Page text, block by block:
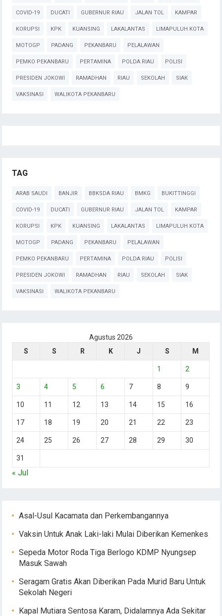
COVID-19 DUCATI GUBERNUR RIAU JALAN TOL KAMPAR
KORUPSI KPK KUANSING LAKALANTAS LIMAPULUH KOTA
MOTOGP PADANG PEKANBARU PELALAWAN
PEMKO PEKANBARU PERTAMINA POLDA RIAU POLISI
PRESIDEN JOKOWI RAMADHAN RIAU SEKOLAH SIAK
VAKSINASI WALIKOTA PEKANBARU
TAG
ARAB SAUDI BANJIR BBKSDA RIAU BMKG BUKITTINGGI
COVID-19 DUCATI GUBERNUR RIAU JALAN TOL KAMPAR
KORUPSI KPK KUANSING LAKALANTAS LIMAPULUH KOTA
MOTOGP PADANG PEKANBARU PELALAWAN
PEMKO PEKANBARU PERTAMINA POLDA RIAU POLISI
PRESIDEN JOKOWI RAMADHAN RIAU SEKOLAH SIAK
VAKSINASI WALIKOTA PEKANBARU
Agustus 2026
S
S R K J S M
1 2
3 4 5 6 7 8 9
10 11 12 13 14 15 16
17 18 19 20 21 22 23
24 25 26 27 28 29 30
31
« Jul
Asal-Usul Kacamata dan Perkembangannya
Vaksin Untuk Anak Laki-laki Mulai Diberikan Kemenkes
Sepeda Motor Roda Tiga Berlogo KDMP Nyungsep
Masuk Sawah
Seragam Gratis Akan Diberikan Pada Murid Baru Untuk
Sekolah Negeri
Kapal Mutiara Sentosa Karam, Didalamnya Ada Sekitar